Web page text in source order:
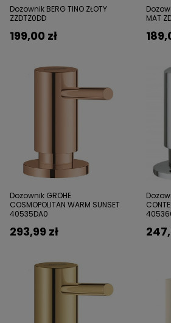
Dozownik BERG TINO ZŁOTY
ZZDTZ0DD
199,00 zł
MAT
Dozownik GROHE
COSMOPOLITAN WARM SUNSET
40535DA0
293,99 zł